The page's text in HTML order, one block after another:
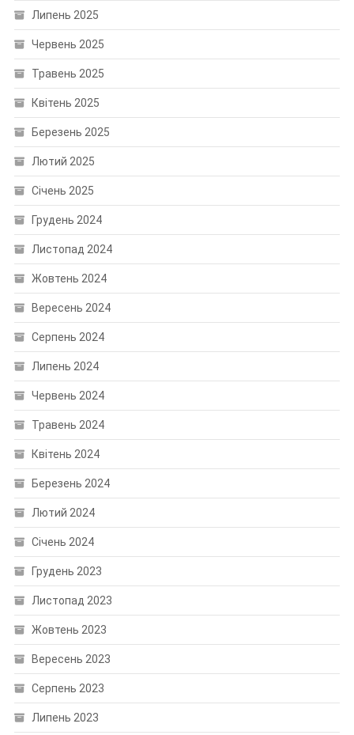
Липень 2025
Червень 2025
Травень 2025
Квітень 2025
Березень 2025
Лютий 2025
Січень 2025
Грудень 2024
Листопад 2024
Жовтень 2024
Вересень 2024
Серпень 2024
Липень 2024
Червень 2024
Травень 2024
Квітень 2024
Березень 2024
Лютий 2024
Січень 2024
Грудень 2023
Листопад 2023
Жовтень 2023
Вересень 2023
Серпень 2023
Липень 2023